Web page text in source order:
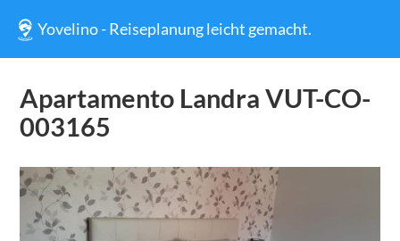
Yovelino - Reiseplanung leicht gemacht.
Apartamento Landra VUT-CO-
003165